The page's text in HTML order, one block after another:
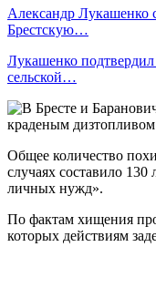
Александр Лукашенко
Брестскую…
Лукашенко подтвердил
сельской…
Общее количество
случаях составило 130
личных нужд».
По фактам хищения
которых действиям